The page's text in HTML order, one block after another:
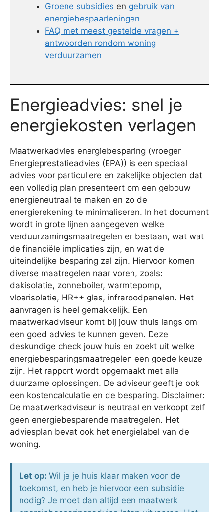
Groene subsidies en gebruik van
energiebespaarleningen
FAQ met meest gestelde vragen +
antwoorden rondom woning
verduurzamen
Energieadvies: snel je
energiekosten verlagen
Maatwerkadvies energiebesparing (vroeger
Energieprestatieadvies (EPA)) is een speciaal
advies voor particuliere en zakelijke objecten dat
een volledig plan presenteert om een gebouw
energieneutraal te maken en zo de
energierekening te minimaliseren. In het document
wordt in grote lijnen aangegeven welke
verduurzamingsmaatregelen er bestaan, wat wat
de financiële implicaties zijn, en wat de
uiteindelijke besparing zal zijn. Hiervoor komen
diverse maatregelen naar voren, zoals:
dakisolatie, zonneboiler, warmtepomp,
vloerisolatie, HR++ glas, infraroodpanelen. Het
aanvragen is heel gemakkelijk. Een
maatwerkadviseur komt bij jouw thuis langs om
een goed advies te kunnen geven. Deze
deskundige check jouw huis en zoekt uit welke
energiebesparingsmaatregelen een goede keuze
zijn. Het rapport wordt opgemaakt met alle
duurzame oplossingen. De adviseur geeft je ook
een kostencalculatie en de besparing. Disclaimer:
De maatwerkadviseur is neutraal en verkoopt zelf
geen energiebesparende maatregelen. Het
adviesplan bevat ook het energielabel van de
woning.
Let op: Wil je je huis klaar maken voor de
toekomst, en heb je hiervoor een subsidie
nodig? Je moet dan altijd een maatwerk